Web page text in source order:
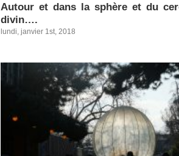
Autour et dans la sphère et du
divin….
lundi, janvier 1st, 2018